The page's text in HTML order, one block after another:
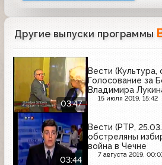
Другие выпуски программы
03:47
Вести
Голосование за
Владимира
заседание в
15 июля 2019, 15:42
03:44
Вести (РТР,
обстреляны
война в Чечне
7 августа 2019,